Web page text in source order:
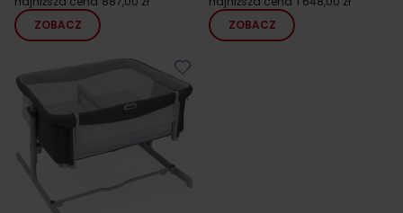
ZOBACZ
ZOBACZ